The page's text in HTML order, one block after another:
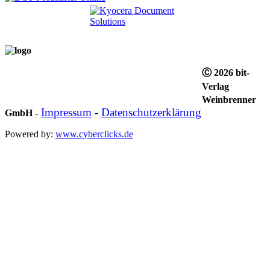
Ⓒ 2026 bit-
Verlag
Weinbrenner
GmbH- Impressum - Datenschutzerklärung
Powered by: www.cyberclicks.de